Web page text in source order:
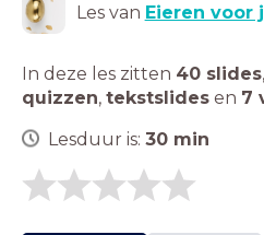
Les van Eieren voor
In deze les zitten 40 slides,
quizzen, tekstslides en 7
Lesduur is: 30 min